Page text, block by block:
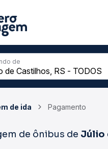
de
de ida Pagamento
de ônibus de Júlio